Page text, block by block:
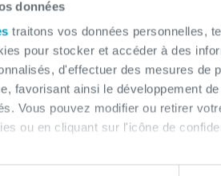
données
traitons vos données personnelles,
pour stocker et accéder à des
d'effectuer des mesures de
favorisant ainsi le développement
Vous pouvez modifier ou retirer
ou en cliquant sur l'icône de
également :